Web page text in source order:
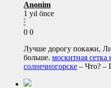
Anonim
1 yıl önce
0 0
Лучше дорогу покажи,
больше. москитная сетка
солнечногорске – Что? –